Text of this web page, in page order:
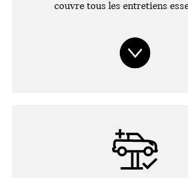
couvre tous les entretiens